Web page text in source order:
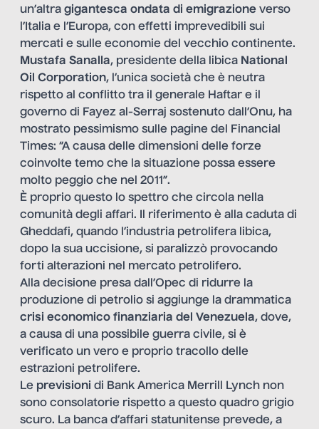
un’altra gigantesca ondata di emigrazione verso
l’Italia e l’Europa, con effetti imprevedibili sui
mercati e sulle economie del vecchio continente.
Mustafa Sanalla, presidente della libica National
Oil Corporation, l’unica società che è neutra
rispetto al conflitto tra il generale Haftar e il
governo di Fayez al-Serraj sostenuto dall’Onu, ha
mostrato pessimismo sulle pagine del Financial
Times: “A causa delle dimensioni delle forze
coinvolte temo che la situazione possa essere
molto peggio che nel 2011”.
È proprio questo lo spettro che circola nella
comunità degli affari. Il riferimento è alla caduta di
Gheddafi, quando l’industria petrolifera libica,
dopo la sua uccisione, si paralizzò provocando
forti alterazioni nel mercato petrolifero.
Alla decisione presa dall’Opec di ridurre la
produzione di petrolio si aggiunge la drammatica
crisi economico finanziaria del Venezuela, dove,
a causa di una possibile guerra civile, si è
verificato un vero e proprio tracollo delle
estrazioni petrolifere.
Le previsioni di Bank America Merrill Lynch non
sono consolatorie rispetto a questo quadro grigio
scuro. La banca d’affari statunitense prevede, a